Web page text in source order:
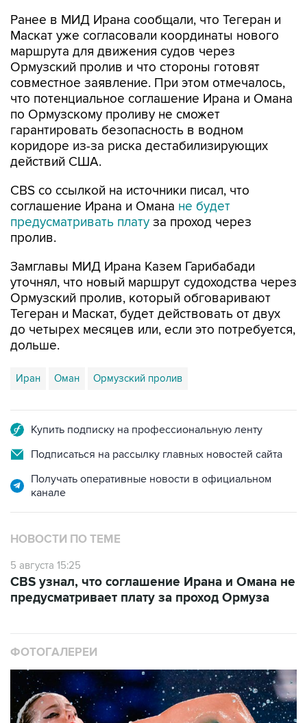
Ранее в МИД Ирана сообщали, что Тегеран и
Маскат уже согласовали координаты нового
маршрута для движения судов через
Ормузский пролив и что стороны готовят
совместное заявление. При этом отмечалось,
что потенциальное соглашение Ирана и Омана
по Ормузскому проливу не сможет
гарантировать безопасность в водном
коридоре из-за риска дестабилизирующих
действий США.
CBS со ссылкой на источники писал, что
соглашение Ирана и Омана не будет
предусматривать плату за проход через
пролив.
Замглавы МИД Ирана Казем Гарибабади
уточнял, что новый маршрут судоходства через
Ормузский пролив, который обговаривают
Тегеран и Маскат, будет действовать от двух
до четырех месяцев или, если это потребуется,
дольше.
Иран Оман Ормузский пролив
Купить подписку на профессиональную ленту
Подписаться на рассылку главных новостей сайта
Получать оперативные новости в официальном
канале
НОВОСТИ ПО ТЕМЕ
5 августа 15:25
CBS узнал, что соглашение Ирана и Омана не
предусматривает плату за проход Ормуза
ФОТОГАЛЕРЕИ